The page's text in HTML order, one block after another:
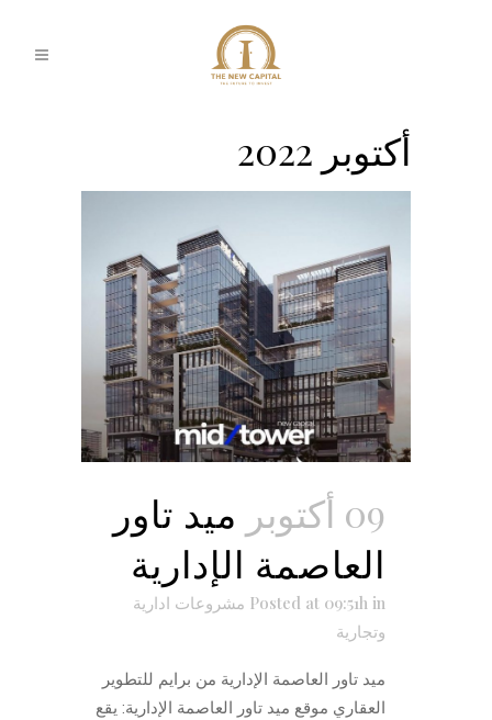
أكتوبر 2022
09 أكتوبر
ميد تاور
العاصمة الإدارية
Posted at 09:51h in
مشروعات ادارية
وتجارية
ميد تاور العاصمة الإدارية من برايم للتطوير
العقاري موقع ميد تاور العاصمة الإدارية: يقع